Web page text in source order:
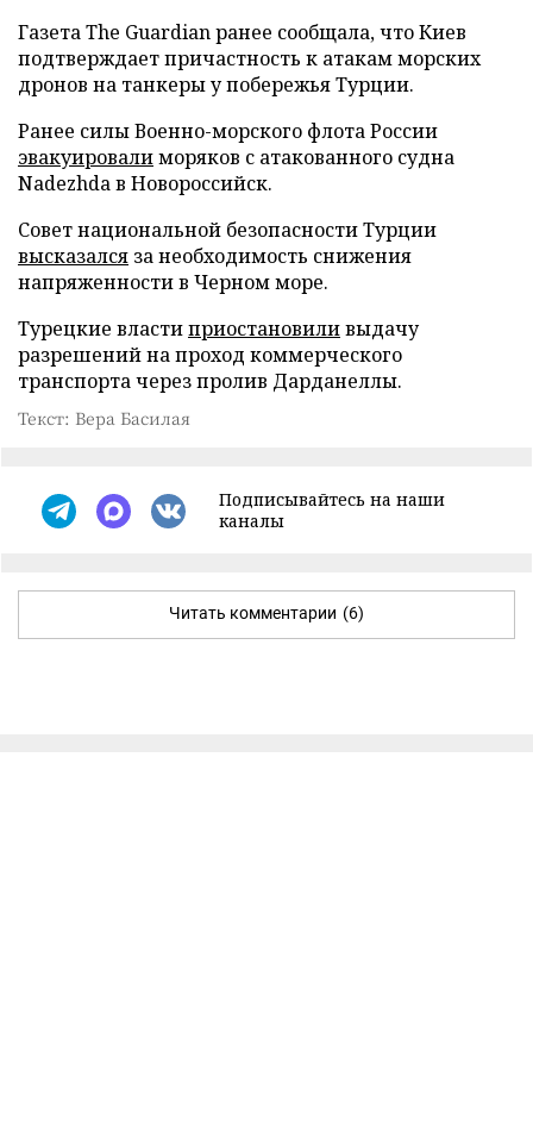
Газета The Guardian ранее сообщала, что Киев
подтверждает причастность к атакам морских
дронов на танкеры у побережья Турции.
Ранее силы Военно-морского флота России
эвакуировалиморяков с атакованного судна
Nadezhda в Новороссийск.
Совет национальной безопасности Турции
высказался за необходимость снижения
напряженности в Черном море.
Турецкие властиприостановиливыдачу
разрешений на проход коммерческого
транспорта через пролив Дарданеллы.
Текст: Вера Басилая
Подписывайтесь на наши
каналы
Читать комментарии (6)